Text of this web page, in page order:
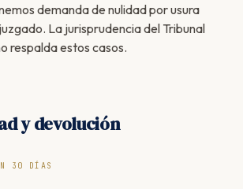
demanda de nulidad por usura
La jurisprudencia del Tribunal
respalda estos casos.
y devolución
30 DÍAS